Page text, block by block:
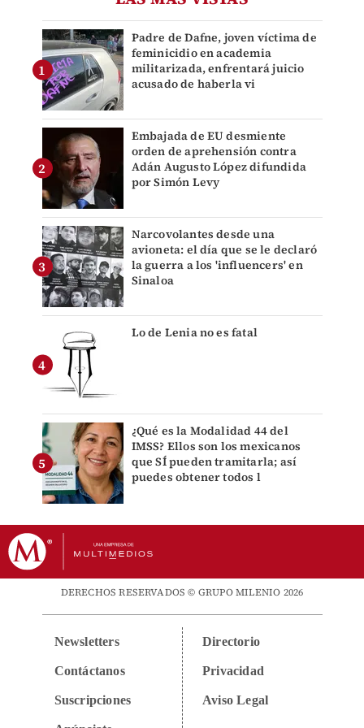
Padre de Dafne, joven víctima de
feminicidio en academia
militarizada, enfrentará juicio
acusado de haberla vi
Embajada de EU desmiente
orden de aprehensión contra
Adán Augusto López difundida
por Simón Levy
Narcovolantes desde una
avioneta: el día que se le declaró
la guerra a los 'influencers' en
Sinaloa
Lo de Lenia no es fatal
¿Qué es la Modalidad 44 del
IMSS? Ellos son los mexicanos
que SÍ pueden tramitarla; así
puedes obtener todos l
DERECHOS RESERVADOS © GRUPO MILENIO 2026
Newsletters
Contáctanos
Suscripciones
Directorio
Privacidad
Aviso Legal